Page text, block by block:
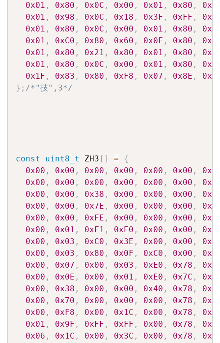
0x01 , 0x80 , 0x0C , 0x00 , 0x01 , 0x80 ,
0x01 , 0x98 , 0x0C , 0x18 , 0x3F , 0xFF ,
0x01 , 0x80 , 0x0C , 0x00 , 0x01 , 0x80 ,
0x01 , 0xC0 , 0x80 , 0x60 , 0x0F , 0x80 ,
0x01 , 0x80 , 0x21 , 0x80 , 0x01 , 0x80 ,
0x01 , 0x80 , 0x0C , 0x00 , 0x01 , 0x80 ,
0x1F , 0x83 , 0x80 , 0xF8 , 0x07 , 0x8E ,
} ; /*"技",3*/
const uint8_t ZH3 [ ] =
{
0x00 , 0x00 , 0x00 , 0x00 , 0x00 , 0x00 ,
0x00 , 0x00 , 0x00 , 0x00 , 0x00 , 0x00 ,
0x00 , 0x00 , 0x38 , 0x00 , 0x00 , 0x00 ,
0x00 , 0x00 , 0x7E , 0x00 , 0x00 , 0x00 ,
0x00 , 0x00 , 0xFE , 0x00 , 0x00 , 0x00 ,
0x00 , 0x01 , 0xF1 , 0xE0 , 0x00 , 0x00 ,
0x00 , 0x03 , 0xC0 , 0x3E , 0x00 , 0x00 ,
0x00 , 0x03 , 0x80 , 0x0F , 0xC0 , 0x00 ,
0x00 , 0x07 , 0x00 , 0x03 , 0xE0 , 0x78 ,
0x00 , 0x0E , 0x00 , 0x01 , 0xE0 , 0x7C ,
0x00 , 0x38 , 0x00 , 0x00 , 0x40 , 0x78 ,
0x00 , 0x70 , 0x00 , 0x00 , 0x00 , 0x78 ,
0x00 , 0xF8 , 0x00 , 0x1C , 0x00 , 0x78 ,
0x01 , 0x9F , 0xFF , 0xFF , 0x00 , 0x78 ,
0x06 , 0x1C , 0x00 , 0x3C , 0x00 , 0x78 ,